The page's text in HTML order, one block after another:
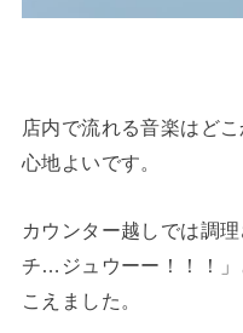
店内で流れる音楽はど
心地よいです。
カウンター越しでは調
チ…ジュウーー！！！」
こえました。